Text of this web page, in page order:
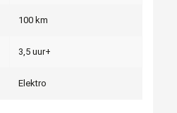
100 km
3,5 uur+
Elektro